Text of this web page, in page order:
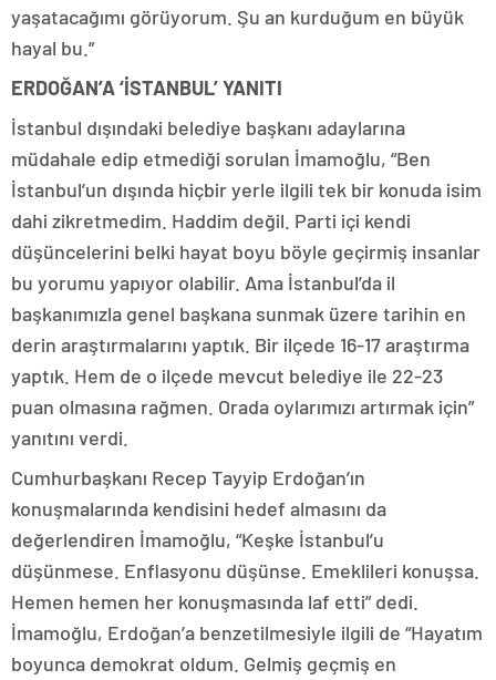
yaşatacağımı görüyorum. Şu an kurduğum en büyük
hayal bu.”
ERDOĞAN’A ‘İSTANBUL’ YANITI
İstanbul dışındaki belediye başkanı adaylarına
müdahale edip etmediği sorulan İmamoğlu, “Ben
İstanbul’un dışında hiçbir yerle ilgili tek bir konuda isim
dahi zikretmedim. Haddim değil. Parti içi kendi
düşüncelerini belki hayat boyu böyle geçirmiş insanlar
bu yorumu yapıyor olabilir. Ama İstanbul’da il
başkanımızla genel başkana sunmak üzere tarihin en
derin araştırmalarını yaptık. Bir ilçede 16-17 araştırma
yaptık. Hem de o ilçede mevcut belediye ile 22-23
puan olmasına rağmen. Orada oylarımızı artırmak için”
yanıtını verdi.
Cumhurbaşkanı Recep Tayyip Erdoğan’ın
konuşmalarında kendisini hedef almasını da
değerlendiren İmamoğlu, “Keşke İstanbul’u
düşünmese. Enflasyonu düşünse. Emeklileri konuşsa.
Hemen hemen her konuşmasında laf etti” dedi.
İmamoğlu, Erdoğan’a benzetilmesiyle ilgili de “Hayatım
boyunca demokrat oldum. Gelmiş geçmiş en